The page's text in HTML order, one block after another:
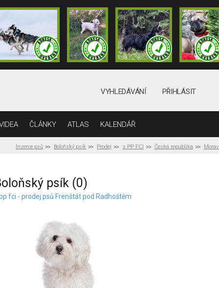
VYHLEDÁVÁNÍ PŘIHLÁSIT
ČLÁNKY ATLAS KALENDÁŘ
Inzerce psů Boloňský psík Prodej s PP FCI Česká republika
psík (0)
fci - prodej psů Frenštát pod Radhoštěm